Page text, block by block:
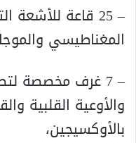
– 25 قاعة للأشعة
المغناطيسي
– 7 غرف مخصصة
بالأوكسيجين،